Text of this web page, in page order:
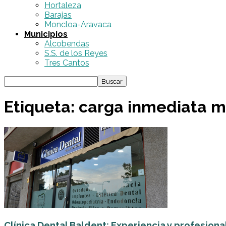
Hortaleza
Barajas
Moncloa-Aravaca
Municipios
Alcobendas
S.S. de los Reyes
Tres Cantos
Etiqueta: carga inmediata